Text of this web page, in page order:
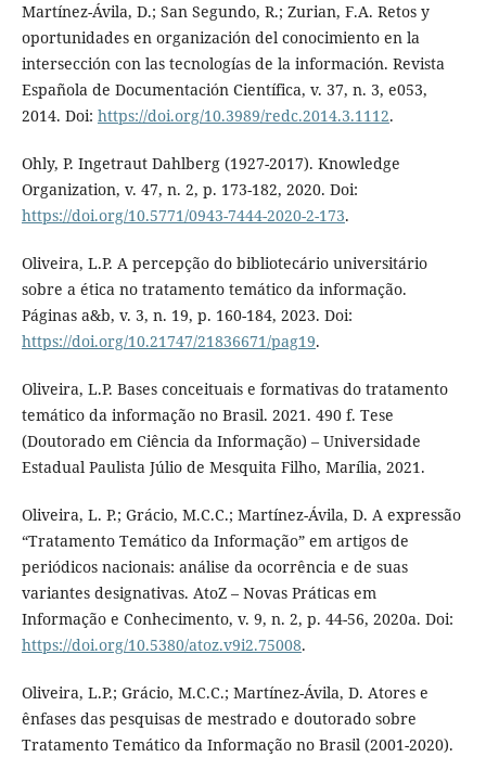
Martínez-Ávila, D.; San Segundo, R.; Zurian, F.A. Retos y
oportunidades en organización del conocimiento en la
intersección con las tecnologías de la información. Revista
Española de Documentación Científica, v. 37, n. 3, e053,
2014. Doi: https://doi.org/10.3989/redc.2014.3.1112.
Ohly, P. Ingetraut Dahlberg (1927-2017). Knowledge
Organization, v. 47, n. 2, p. 173-182, 2020. Doi:
https://doi.org/10.5771/0943-7444-2020-2-173.
Oliveira, L.P. A percepção do bibliotecário universitário
sobre a ética no tratamento temático da informação.
Páginas a&b, v. 3, n. 19, p. 160-184, 2023. Doi:
https://doi.org/10.21747/21836671/pag19.
Oliveira, L.P. Bases conceituais e formativas do tratamento
temático da informação no Brasil. 2021. 490 f. Tese
(Doutorado em Ciência da Informação) – Universidade
Estadual Paulista Júlio de Mesquita Filho, Marília, 2021.
Oliveira, L. P.; Grácio, M.C.C.; Martínez-Ávila, D. A expressão
“Tratamento Temático da Informação” em artigos de
periódicos nacionais: análise da ocorrência e de suas
variantes designativas. AtoZ – Novas Práticas em
Informação e Conhecimento, v. 9, n. 2, p. 44-56, 2020a. Doi:
https://doi.org/10.5380/atoz.v9i2.75008.
Oliveira, L.P.; Grácio, M.C.C.; Martínez-Ávila, D. Atores e
ênfases das pesquisas de mestrado e doutorado sobre
Tratamento Temático da Informação no Brasil (2001-2020).